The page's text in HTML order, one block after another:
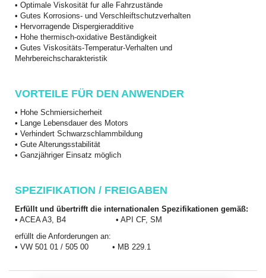
• Optimale Viskosität fur alle Fahrzustände
• Gutes Korrosions- und Verschleiftschutzverhalten
• Hervorragende Dispergieradditive
• Hohe thermisch-oxidative Beständigkeit
• Gutes Viskositäts-Temperatur-Verhalten und
Mehrbereichscharakteristik
VORTEILE FÜR DEN ANWENDER
• Hohe Schmiersicherheit
• Lange Lebensdauer des Motors
• Verhindert Schwarzschlammbildung
• Gute Alterungsstabilität
• Ganzjähriger Einsatz möglich
SPEZIFIKATION / FREIGABEN
Erfüllt und übertrifft die internationalen Spezifikationen gemäß:
• ACEA A3, B4 • API CF, SM
erfüllt die Anforderungen an:
• VW 501 01 / 505 00 • MB 229.1